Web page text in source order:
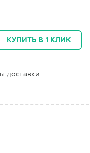
КУПИТЬ В 1 КЛИК
доставки